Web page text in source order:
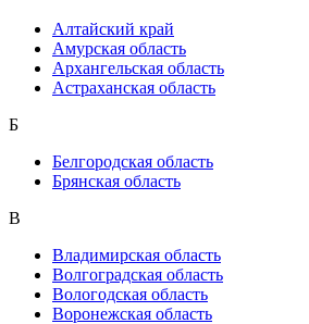
Алтайский край
Амурская область
Архангельская область
Астраханская область
Б
Белгородская область
Брянская область
В
Владимирская область
Волгоградская область
Вологодская область
Воронежская область